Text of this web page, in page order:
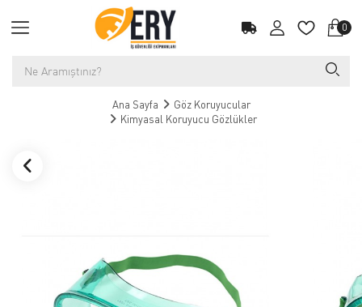
0
Ana Sayfa
Göz Koruyucular
Kimyasal Koruyucu Gözlükler